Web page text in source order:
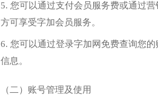
5. 您可以通过支付会员服务费或通过
方可享受字加会员服务。
6. 您可以通过登录字加网免费查询您
信息。
（二）账号管理及使用